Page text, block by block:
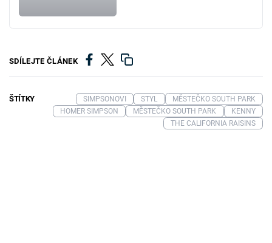
SDÍLEJTE ČLÁNEK
ŠTÍTKY SIMPSONOVI STYL
MĚSTEČKO SOUTH PARK
HOMER SIMPSON
MĚSTEČKO SOUTH PARK
KENNY
THE CALIFORNIA RAISINS